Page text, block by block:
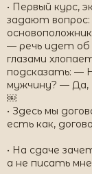
• Первый курс,
задают
— речь идет
глазами
подсказать: —
мужчину? — Да,
￼
• Здесь мы
есть как,
• На сдаче
а не писать